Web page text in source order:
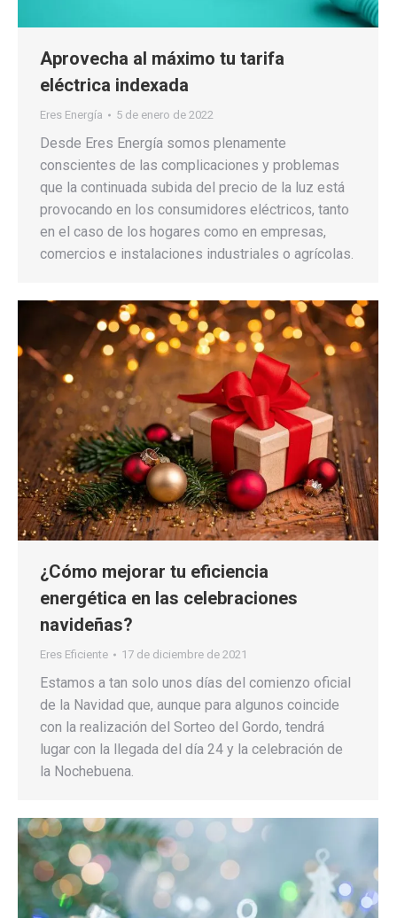
Aprovecha al máximo tu tarifa
eléctrica indexada
Eres Energía 5 de enero de 2022
Desde Eres Energía somos plenamente
conscientes de las complicaciones y problemas
que la continuada subida del precio de la luz está
provocando en los consumidores eléctricos, tanto
en el caso de los hogares como en empresas,
comercios e instalaciones industriales o agrícolas.
¿Cómo mejorar tu eficiencia
energética en las celebraciones
navideñas?
Eres Eficiente 17 de diciembre de 2021
Estamos a tan solo unos días del comienzo oficial
de la Navidad que, aunque para algunos coincide
con la realización del Sorteo del Gordo, tendrá
lugar con la llegada del día 24 y la celebración de
la Nochebuena.